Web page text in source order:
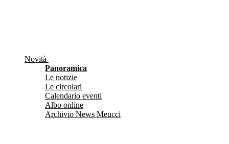
Novità
Panoramica
Le notizie
Le circolari
Calendario eventi
Albo online
Archivio News Meucci